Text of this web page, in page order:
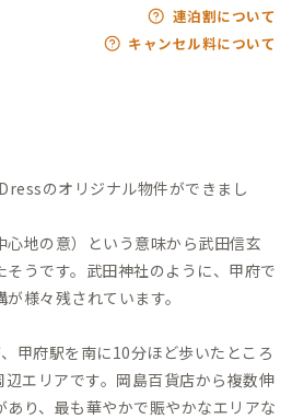
連泊割について
キャンセル料について
のオリジナル物件ができまし
地の意）という意味から武田信玄
うです。武田神社のように、甲府で
様々残されています。
甲府駅を南に10分ほど歩いたところ
エリアです。岡島百貨店から複数伸
り、最も華やかで賑やかなエリアな